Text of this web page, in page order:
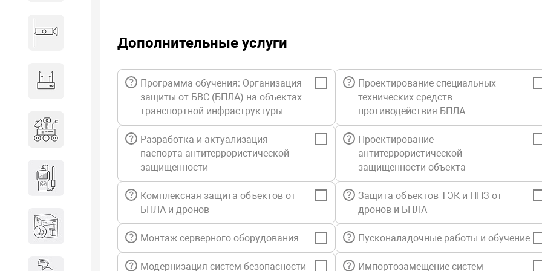
Сетевое оборудование
Антитеррористическое
оборудование
Дозиметрическое
оборудование
Атомно-эмиссионные
спектрометры
Linux,
Дополнительные услуги
Программа обучения: Организация
защиты от БВС (БПЛА) на объектах
транспортной инфраструктуры
Проектирование специальных
технических средств
противодействия БПЛА
Разработка и актуализация
паспорта антитеррористической
защищенности
Проектирование
антитеррористической
защищенности объекта
Комплексная защита объектов от
БПЛА и дронов
Защита объектов ТЭК и НПЗ от
дронов и БПЛА
Монтаж серверного оборудования Пусконаладочные работы и обучение
Модернизация систем безопасности Импортозамещение систем